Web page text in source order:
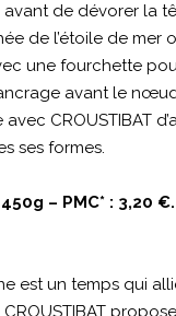
de dévorer la
de l’étoile de mer
une fourchette
avant le
CROUSTIBAT
ses formes.
450g – PMC* : 3,20 €.
est un temps qui
propose